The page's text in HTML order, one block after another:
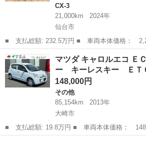
CX-3
21,000km
2024年
仙台市
■ 支払総額: 232.5万円 ■ 車両本体価格： 2,249,000 円 ■ メーカ
ー名： マツダ ■ 車種名： ＣＸ－３ ■ グ
１５Ｓ アーバン ドレッサー 衝突軽減ブ
1500...
宮城 仙台市 CX-3
マツダ キャロルエコ Ｅ
ー キーレスキー Ｅ
148,000円
その他
85,154km
2013年
大崎市
■ 支払総額: 19.8万円 ■ 車両本体価格： 148,000 円 ■ メーカー
名： マツダ ■ 車種名： キャロルエコ ■
－Ｌ ワンオーナー キーレスキー ＥＴＣ